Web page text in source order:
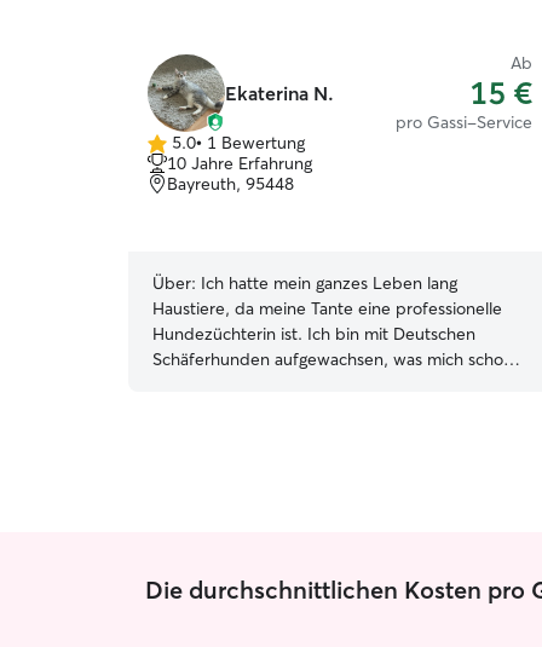
Ekaterina N.
Ab
15 €
pro Gassi-Service
5.0
von
5
5.0• 1 Bewertung
10 Jahre Erfahrung
Bayreuth, 95448
Über: Ich hatte mein ganzes Leben lang
Haustiere, da meine Tante eine professionelle
Hundezüchterin ist. Ich bin mit Deutschen
Schäferhunden aufgewachsen, was mich schon
und zuverlässig betreuen. Was ich meinen
Die durchschnittlichen Kosten pro